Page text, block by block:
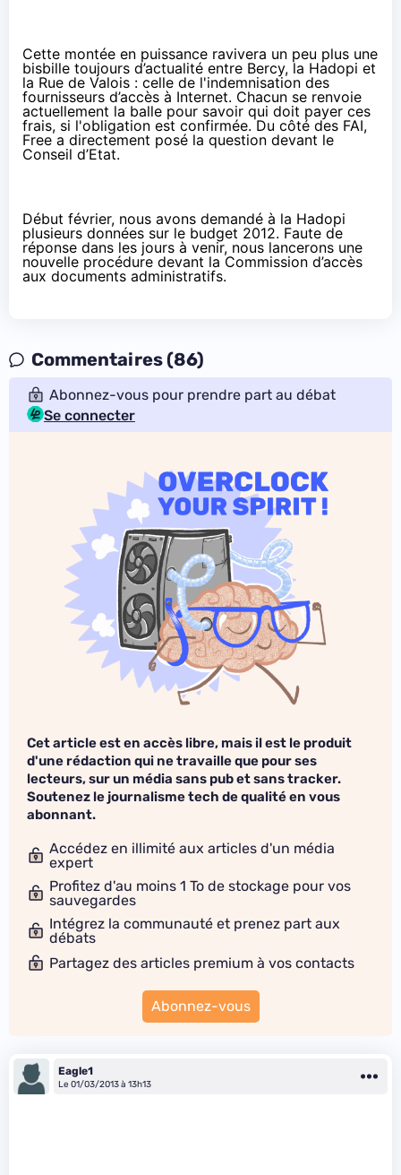
Cette montée en puissance ravivera un peu plus une
bisbille toujours d’actualité entre Bercy, la Hadopi et
la Rue de Valois : celle de l'indemnisation des
fournisseurs d’accès à Internet. Chacun se renvoie
actuellement la balle pour savoir qui doit payer ces
frais, si l'obligation est confirmée. Du côté des FAI,
Free a directement posé la question devant le
Conseil d’Etat.
Début février, nous avons demandé à la Hadopi
plusieurs données sur le budget 2012. Faute de
réponse dans les jours à venir, nous lancerons une
nouvelle procédure devant la Commission d’accès
aux documents administratifs.
Commentaires (86)
Abonnez-vous pour prendre part au débat
Se connecter
Cet article est en accès libre, mais il est le produit
d'une rédaction qui ne travaille que pour ses
lecteurs, sur un média sans pub et sans tracker.
Soutenez le journalisme tech de qualité en vous
abonnant.
Accédez en illimité aux articles d'un média
expert
Profitez d'au moins 1 To de stockage pour vos
sauvegardes
Intégrez la communauté et prenez part aux
débats
Partagez des articles premium à vos contacts
Abonnez-vous
Eagle1
Le 01/03/2013 à 13h13